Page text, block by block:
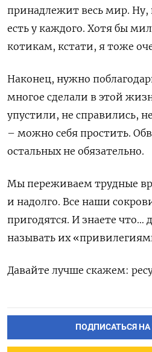
принадлежит весь мир. Ну,
есть у каждого. Хотя бы
котикам, кстати, я тоже
Наконец, нужно
многое сделали в этой
упустили, не справились,
– можно себя простить.
остальных не обязательно.
Мы переживаем трудные
и надолго. Все наши
пригодятся. И знаете что…
называть их
Давайте лучше скажем:
ПОДПИСАТЬСЯ НА